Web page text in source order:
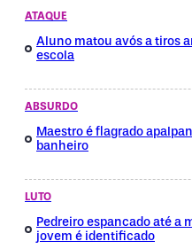
ATAQUE
Aluno matou avós a tiros
escola
ABSURDO
Maestro é flagrado
banheiro
LUTO
Pedreiro espancado até a
jovem é identificado